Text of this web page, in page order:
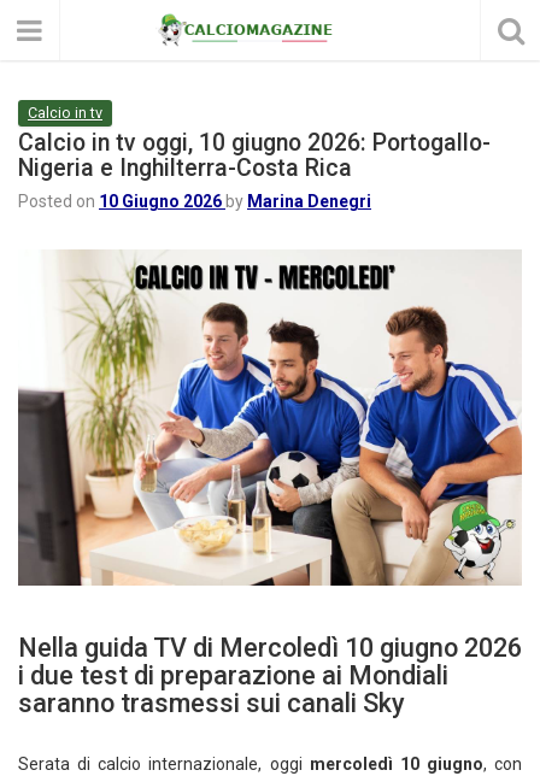
Calcio in tv
Calcio in tv oggi, 10 giugno 2026: Portogallo-
Nigeria e Inghilterra-Costa Rica
Posted on 10 Giugno 2026 by Marina Denegri
Nella guida TV di Mercoledì 10 giugno 2026
i due test di preparazione ai Mondiali
saranno trasmessi sui canali Sky
Serata di calcio internazionale, oggi mercoledì 10 giugno, con